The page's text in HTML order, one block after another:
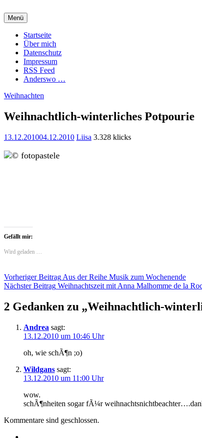
Inhalt
springen
Charming Quark
Menü
Startseite
Über mich
Datenschutz
Impressum
RSS Feed
Anderswo …
Weihnachten
Weihnachtlich-winterliches Potpourie
13.12.201004.12.2010 Liisa 3.328 klicks
Gefällt mir:
Wird geladen …
Beitragsnavigation
Vorheriger Beitrag Aus der Reihe Musik zum Wochenende
Nächster Beitrag Weihnachtszeit mit Anna Malhomme de la
2 Gedanken zu „Weihnachtlich-
Andrea sagt:
13.12.2010 um 10:46 Uhr
oh, wie schÃ¶n ;o)
Wildgans sagt:
13.12.2010 um 11:00 Uhr
wow.
schÃ¶nheiten sogar fÃ¼r
Kommentare sind geschlossen.